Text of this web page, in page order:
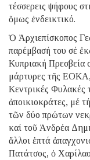
τέσσερεις ψήφους
ὅμως ἐνδεικτικό.
Ὁ Ἀρχιεπίσκοπος
παρέμβασή του σέ
Κυπριακή Πρεσβεία
μάρτυρες τῆς ΕΟΚΑ,
Κεντρικές Φυλακές
ἀποικιοκράτες, μέ
τῶν δύο πρώτων
καί τοῦ Ἀνδρέα
ἄλλοι ἑπτά
Πατάτσος, ὁ